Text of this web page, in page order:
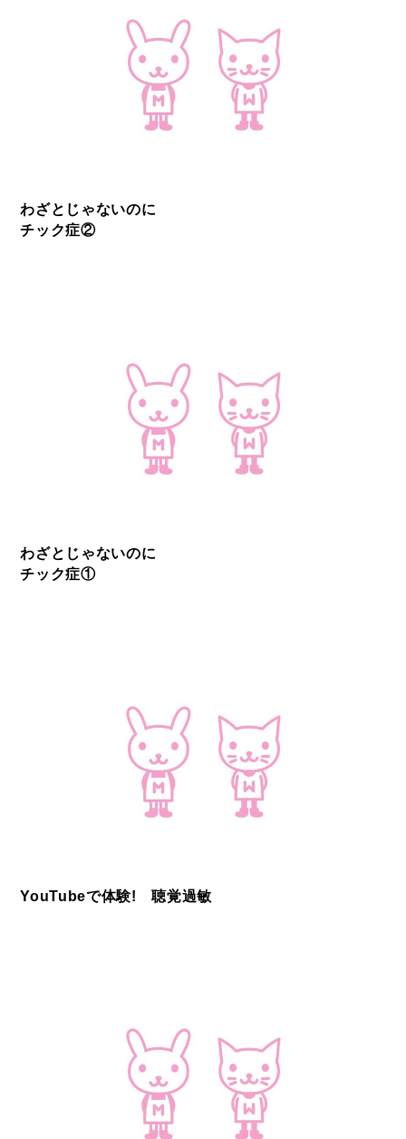
わざとじゃないのに
チック症②
わざとじゃないのに
チック症①
YouTubeで体験! 聴覚過敏